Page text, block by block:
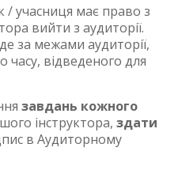
/ учасниця має право з
вийти з аудиторії.
за межами аудиторії,
часу, відведеного для
завдань кожного
інструктора, здати
в Аудиторному